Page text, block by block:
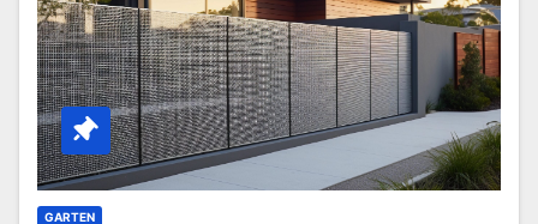
GARTEN